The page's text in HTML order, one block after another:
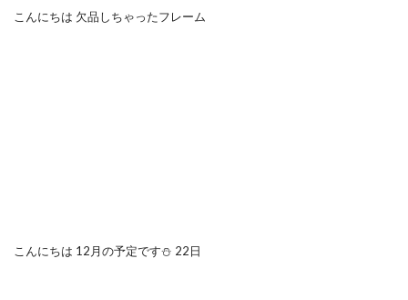
こんにちは 欠品しちゃったフレーム
こんにちは 12月の予定です⛄️ 22日